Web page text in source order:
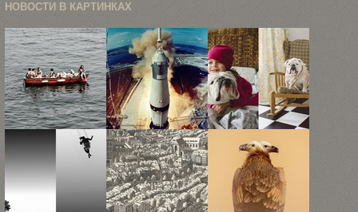
НОВОСТИ В КАРТИНКАХ
Концептуальная
фотография
Фредрика
Бродена
50-летний
юбилей с
момента
старта ...
Дружба
маленькой
девочки и
английского
...